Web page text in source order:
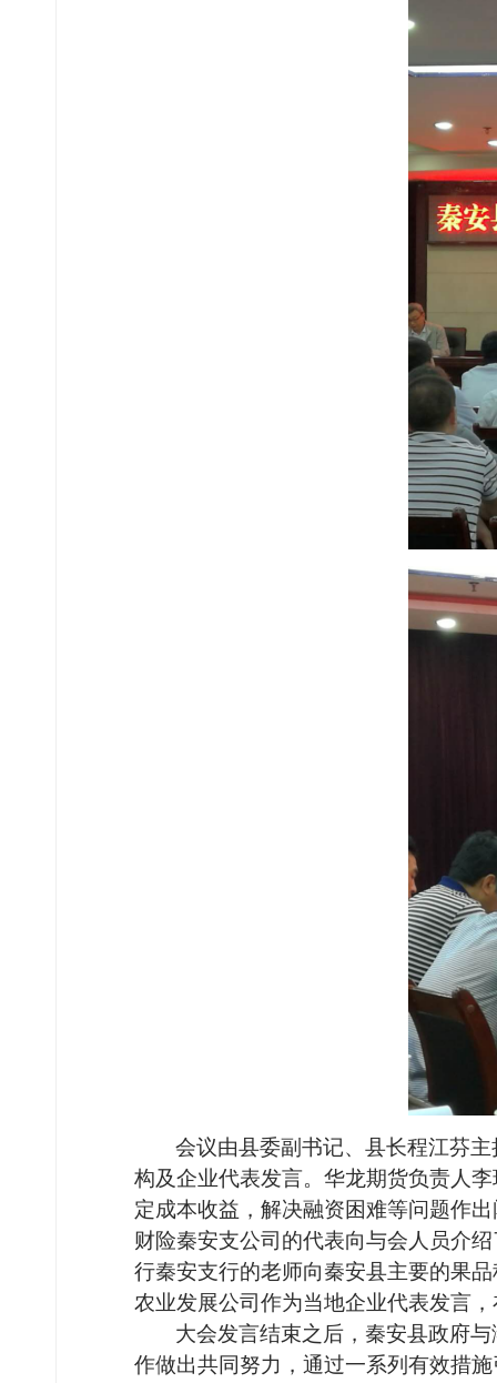
会议由县委副书记、县长程江芬主
构及企业代表发言。华龙期货负责人
定成本收益，解决融资困难等问题作
财险秦安支公司 的代表向与会人员介
行秦安支行的老师向秦安县主要的果
农业发展公司作为当地企业代表发言
大会发言结束之后，秦安县政府与
作做出共同努力，通过一系列有效措